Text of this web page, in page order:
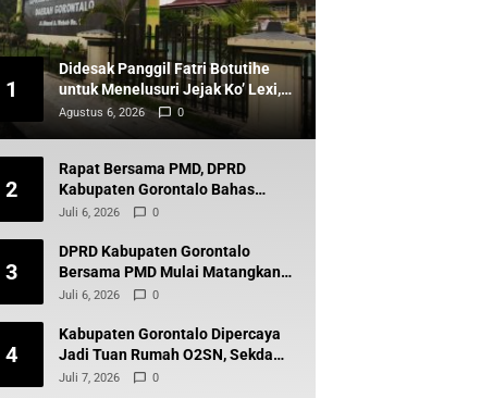
1
Didesak Panggil Fatri Botutihe
untuk Menelusuri Jejak Ko’ Lexi,
Ditpolairud Memilih Diam
Agustus 6, 2026 0
2
Rapat Bersama PMD, DPRD
Kabupaten Gorontalo Bahas
Program Strategis Perkuat
Juli 6, 2026 0
3
DPRD Kabupaten Gorontalo
Bersama PMD Mulai Matangkan
Pilkades 2027, Perda Jadi Sorotan
Juli 6, 2026 0
4
Kabupaten Gorontalo Dipercaya
Jadi Tuan Rumah O2SN, Sekda
Optimistis Raih Juara Umum
Juli 7, 2026 0